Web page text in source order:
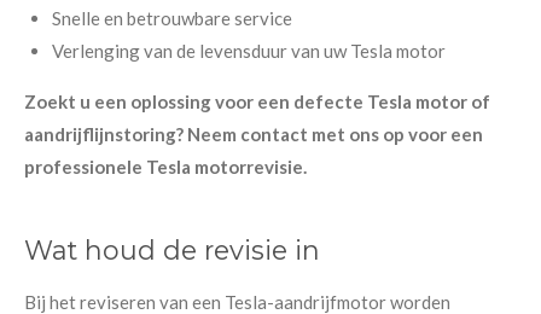
Snelle en betrouwbare service
Verlenging van de levensduur van uw Tesla motor
Zoekt u een oplossing voor een defecte Tesla motor of
aandrijflijnstoring? Neem contact met ons op voor een
professionele Tesla motorrevisie.
Wat houd de revisie in
Bij het reviseren van een Tesla-aandrijfmotor worden